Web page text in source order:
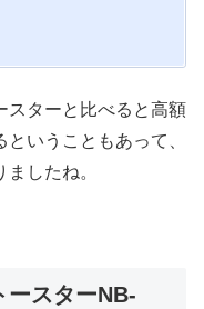
スターと比べると高額
いうこともあって、
したね。
ースターNB-